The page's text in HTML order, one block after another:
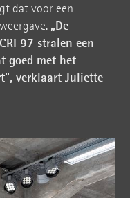
dat voor een
„De
97 stralen een
goed met het
verklaart Juliette